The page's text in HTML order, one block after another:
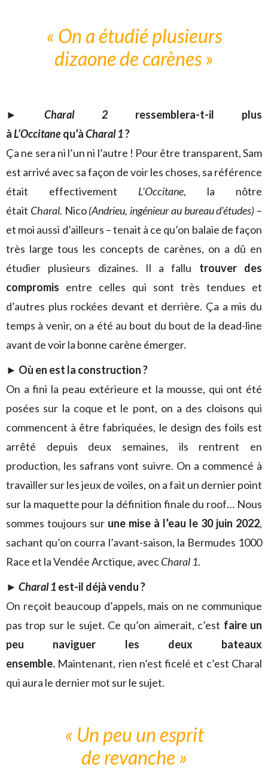
« On a étudié plusieurs
dizaone de carènes »
► Charal 2 ressemblera-t-il plus
àL’Occitanequ’àCharal 1?
Ça ne sera ni l’un ni l’autre ! Pour être transparent, Sam
est arrivé avec sa façon de voir les choses, sa référence
était effectivement L’Occitane, la nôtre
était Charal. Nico(Andrieu, ingénieur au bureau d’études) –
et moi aussi d’ailleurs – tenait à ce qu’on balaie de façon
très large tous les concepts de carènes, on a dû en
étudier plusieurs dizaines. Il a fallu trouver des
compromis entre celles qui sont très tendues et
d’autres plus rockées devant et derrière. Ça a mis du
temps à venir, on a été au bout du bout de la dead-line
avant de voir la bonne carène émerger.
► Où en est la construction ?
On a fini la peau extérieure et la mousse, qui ont été
posées sur la coque et le pont, on a des cloisons qui
commencent à être fabriquées, le design des foils est
arrêté depuis deux semaines, ils rentrent en
production, les safrans vont suivre. On a commencé à
travailler sur les jeux de voiles, on a fait un dernier point
sur la maquette pour la définition finale du roof… Nous
sommes toujours sur une mise à l’eau le 30 juin 2022,
sachant qu’on courra l’avant-saison, la Bermudes 1000
Race et la Vendée Arctique, avecCharal 1.
► Charal 1est-il déjà vendu ?
On reçoit beaucoup d’appels, mais on ne communique
pas trop sur le sujet. Ce qu’on aimerait, c’est faire un
peu naviguer les deux bateaux
ensemble. Maintenant, rien n’est ficelé et c’est Charal
qui aura le dernier mot sur le sujet.
« Un peu un esprit
de revanche »